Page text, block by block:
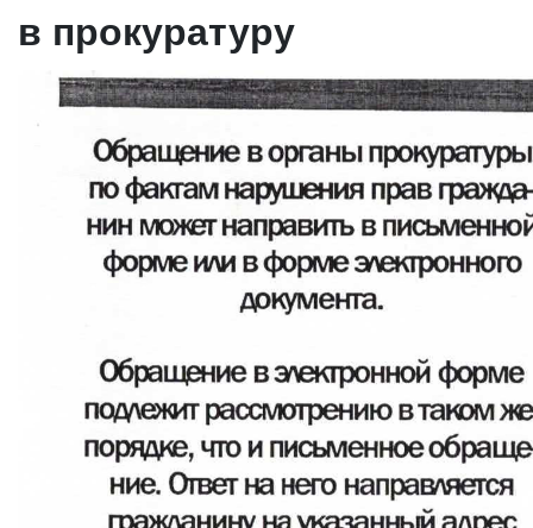
в прокуратуру